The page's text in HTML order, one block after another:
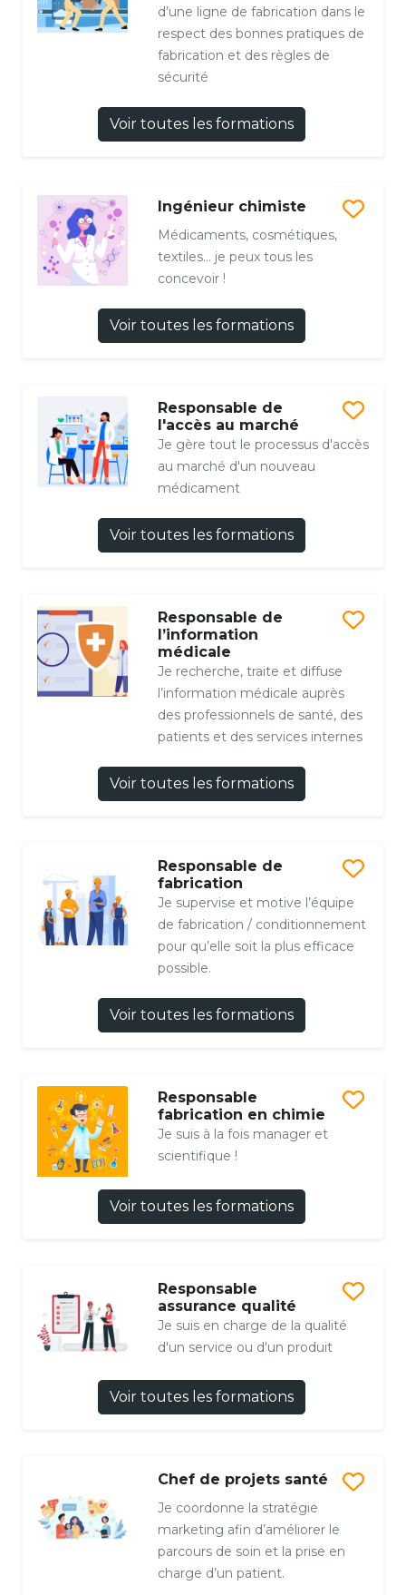
d’une ligne de fabrication dans le
respect des bonnes pratiques de
fabrication et des règles de
sécurité
Voir toutes les formations
Ingénieur chimiste
Médicaments, cosmétiques,
textiles… je peux tous les
concevoir !
Voir toutes les formations
Responsable de
l'accès au marché
Je gère tout le processus d'accès
au marché d'un nouveau
médicament
Voir toutes les formations
Responsable de
l’information
médicale
Je recherche, traite et diffuse
l’information médicale auprès
des professionnels de santé, des
patients et des services internes
Voir toutes les formations
Responsable de
fabrication
Je supervise et motive l’équipe
de fabrication / conditionnement
pour qu’elle soit la plus efficace
possible.
Voir toutes les formations
Responsable
fabrication en chimie
Je suis à la fois manager et
scientifique !
Voir toutes les formations
Responsable
assurance qualité
Je suis en charge de la qualité
d'un service ou d'un produit
Voir toutes les formations
Chef de projets santé
Je coordonne la stratégie
marketing afin d’améliorer le
parcours de soin et la prise en
charge d’un patient.